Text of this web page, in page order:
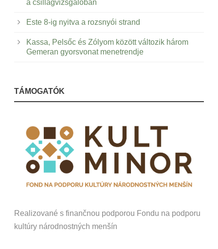
a csillagvizsgálóban
Este 8-ig nyitva a rozsnyói strand
Kassa, Pelsőc és Zólyom között változik három
Gemeran gyorsvonat menetrendje
TÁMOGATÓK
Realizované s finančnou podporou Fondu na podporu
kultúry národnostných menšín